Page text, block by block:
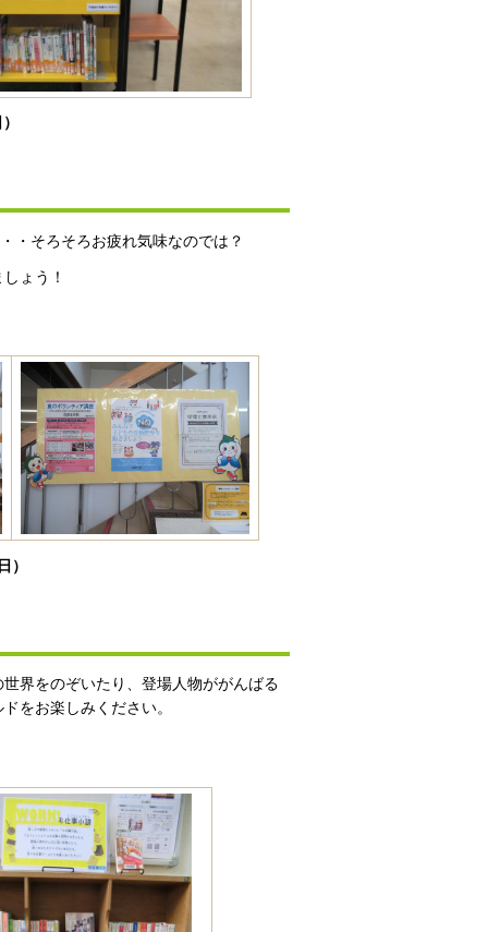
・そろそろお疲れ気味なのでは？
ょう！
）
界をのぞいたり、登場人物ががんばる
をお楽しみください。